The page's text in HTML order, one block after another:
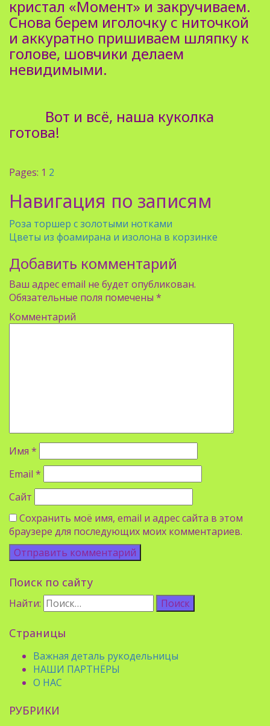
кристал «Момент» и закручиваем.
Снова берем иголочку с ниточкой
и аккуратно пришиваем шляпку к
голове, шовчики делаем
невидимыми.
Вот и всё, наша куколка
готова!
Pages: 1 2
Навигация по записям
Роза торшер с золотыми нотками
Цветы из фоамирана и изолона в корзинке
Добавить комментарий
Ваш адрес email не будет опубликован.
Обязательные поля помечены *
Комментарий
Имя *
Email *
Сайт
Сохранить моё имя, email и адрес сайта в этом
браузере для последующих моих комментариев.
Поиск по сайту
Найти:
Страницы
Важная деталь рукодельницы
НАШИ ПАРТНЁРЫ
О НАС
РУБРИКИ